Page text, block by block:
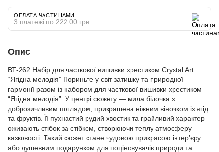
ОПЛАТА ЧАСТИНАМИ
3 платежі по 222.00 грн
Опис
ВТ-262 Набір для часткової вишивки хрестиком Crystal Art
“Ягідна мелодія” Пориньте у світ затишку та природної
гармонії разом із набором для часткової вишивки хрестиком
“Ягідна мелодія”. У центрі сюжету — мила білочка з
доброзичливим поглядом, прикрашена ніжним віночком із ягід
та фруктів. Її пухнастий рудий хвостик та грайливий характер
оживають стібок за стібком, створюючи теплу атмосферу
казковості. Такий сюжет стане чудовою прикрасою інтер’єру
або душевним подарунком для поціновувачів природи та